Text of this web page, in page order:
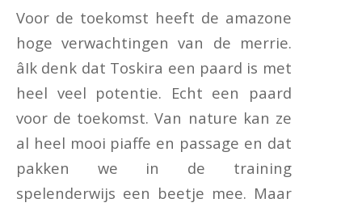
Voor de toekomst heeft de amazone
hoge verwachtingen van de merrie.
âIk denk dat Toskira een paard is met
heel veel potentie. Echt een paard
voor de toekomst. Van nature kan ze
al heel mooi piaffe en passage en dat
pakken we in de training
spelenderwijs een beetje mee. Maar